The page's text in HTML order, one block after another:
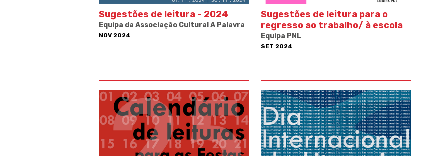
Sugestões de leitura - 2024
Equipa da Associação Cultural A Palavra
NOV 2024
Sugestões de leitura para o
regresso ao trabalho/ à escola
Equipa PNL
SET 2024